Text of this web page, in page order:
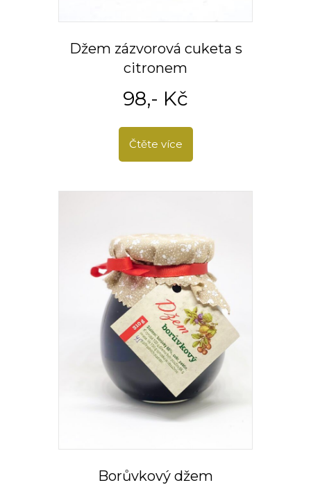
Džem zázvorová cuketa s
citronem
98,- Kč
Čtěte více
Borůvkový džem